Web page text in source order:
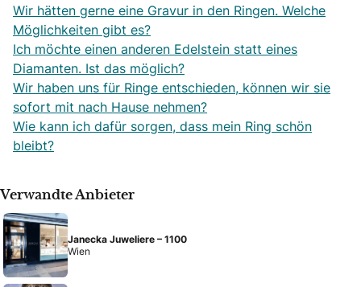
Wir hätten gerne eine Gravur in den Ringen. Welche
Möglichkeiten gibt es?
Ich möchte einen anderen Edelstein statt eines
Diamanten. Ist das möglich?
Wir haben uns für Ringe entschieden, können wir sie
sofort mit nach Hause nehmen?
Wie kann ich dafür sorgen, dass mein Ring schön
bleibt?
Verwandte Anbieter
Janecka Juweliere – 1100
Wien